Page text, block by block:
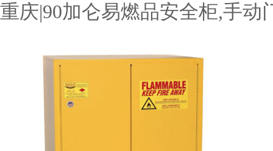
重庆|90加仑易燃品安全柜,手动